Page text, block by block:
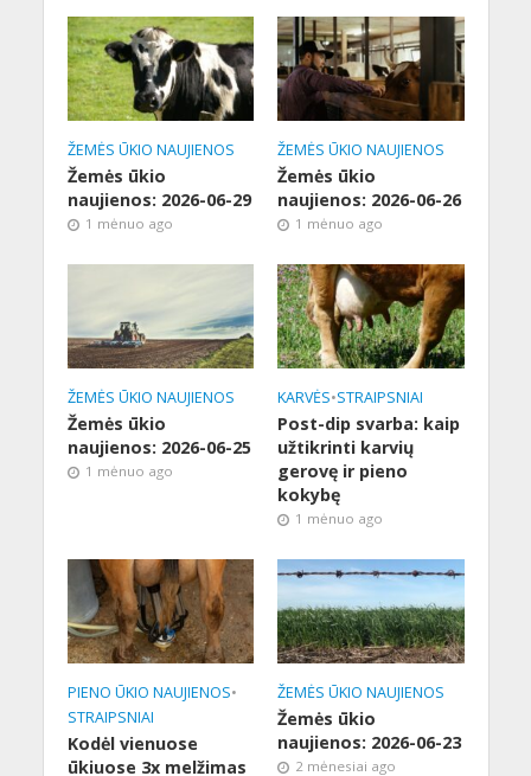
ŽEMĖS ŪKIO NAUJIENOS
Žemės ūkio
naujienos: 2026-06-29
1 mėnuo ago
ŽEMĖS ŪKIO NAUJIENOS
Žemės ūkio
naujienos: 2026-06-26
1 mėnuo ago
ŽEMĖS ŪKIO NAUJIENOS
Žemės ūkio
naujienos: 2026-06-25
1 mėnuo ago
KARVĖS•STRAIPSNIAI
Post-dip svarba: kaip
užtikrinti karvių
gerovę ir pieno
kokybę
1 mėnuo ago
PIENO ŪKIO NAUJIENOS•
STRAIPSNIAI
Kodėl vienuose
ūkiuose 3x melžimas
ŽEMĖS ŪKIO NAUJIENOS
Žemės ūkio
naujienos: 2026-06-23
2 mėnesiai ago